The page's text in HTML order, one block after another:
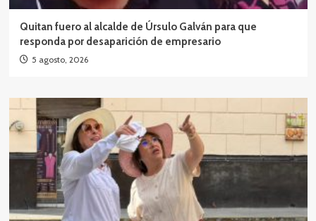
Quitan fuero al alcalde de Úrsulo Galván para que
responda por desaparición de empresario
5 agosto, 2026